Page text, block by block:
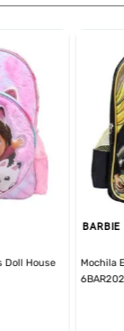
estilo balerina de
pie.
con
al caminar
Doll House
BARBIE
Mochila